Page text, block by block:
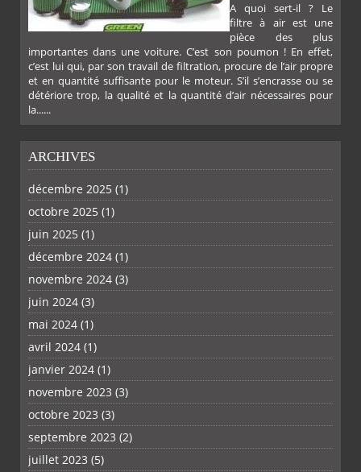
A quoi sert-il ? Le
filtre à air est une
pièce des plus
importantes dans une voiture. C’est son poumon ! En effet,
c’est lui qui, par son travail de filtration, procure de l’air propre
et en quantité suffisante pour le moteur. S’il s’encrasse ou se
détériore trop, la qualité et la quantité d’air nécessaires pour
la......
ARCHIVES
décembre 2025 (1)
octobre 2025 (1)
juin 2025 (1)
décembre 2024 (1)
novembre 2024 (3)
juin 2024 (3)
mai 2024 (1)
avril 2024 (1)
janvier 2024 (1)
novembre 2023 (3)
octobre 2023 (3)
septembre 2023 (2)
juillet 2023 (5)